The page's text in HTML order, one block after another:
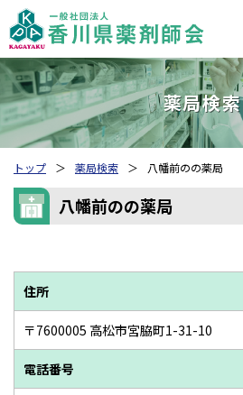
薬局検索
トップ 薬局検索 八幡前のの薬局
八幡前のの薬局
住所
〒7600005 高松市宮脇町1-31-10
電話番号